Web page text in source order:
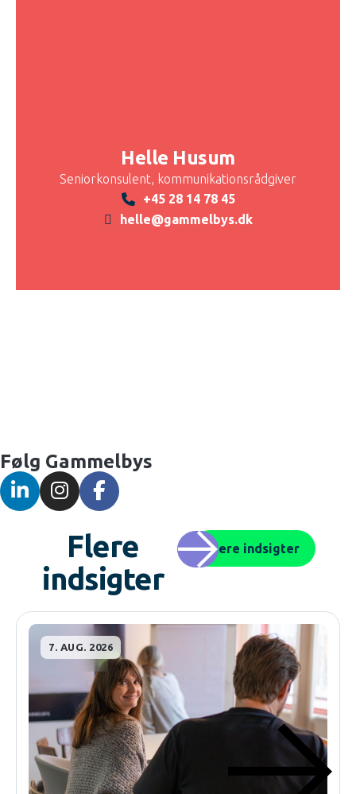
Helle Husum
Seniorkonsulent, kommunikationsrådgiver
+45 28 14 78 45
helle@gammelbys.dk
Følg Gammelbys
Flere
indsigter
Flere indsigter
7. AUG. 2026